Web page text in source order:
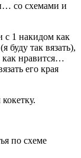
со схемами и
с 1 накидом как
буду так вязать),
нравится…
его края
по схеме